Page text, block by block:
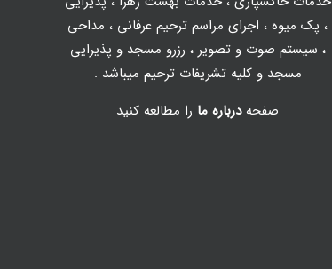
، پک میوه، اجرای مراسم ترحیم عرفانی ، مداحی
، سیستم صوت و تصویر ، رزرو مسجد و پذیرایی
مسجد و کلیه تشریفات ترحیم میباشد .
صفحهدرباره ما را مطالعه کنید